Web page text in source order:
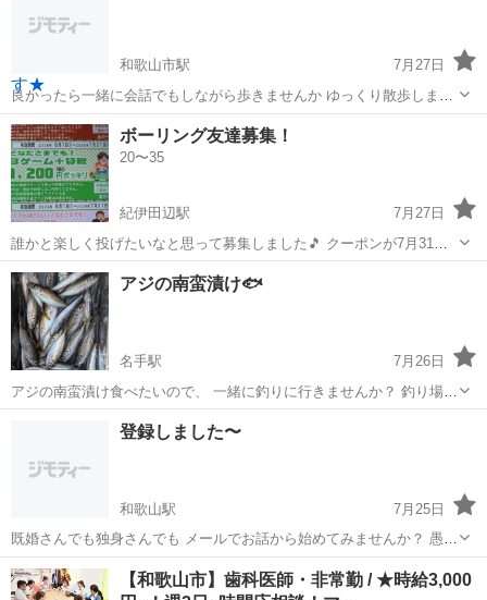
和歌山市駅
7月27日
良かったら一緒に会話でもしながら歩きませんか ゆっくり散歩しませ
んか ダイエットにストレス発散に是非歩きましょう
和歌山 和歌山市 和歌山市駅 友達
ボーリング友達募集！
20〜35
紀伊田辺駅
7月27日
誰かと楽しく投げたいなと思って募集しました🎵 クーポンが7月31日
(日)までなのでそれまでにやりたいと思っています🙋 金曜日か土曜日
に出来たらと思っています！ クーポン使えば 3ゲーム 1000円 靴代
込み 5ゲーム 1...
和歌山 田辺市 紀伊田辺駅
アジの南蛮漬け🐟️
名手駅
7月26日
アジの南蛮漬け食べたいので、 一緒に釣りに行きませんか？ 釣り場所
はマイポイントにて 案内致します✋️ 南蛮漬け作りませんか？ 男女年齢
紀の川市 名手駅
登録しました〜
和歌山駅
7月25日
既婚さんでも独身さんでも メールでお話から始めてみませんか？ 愚痴
でも大歓迎です🤭
和歌山 和歌山市 和歌山駅 その他
【和歌山市】歯科医師・非常勤 / ★時給3,000